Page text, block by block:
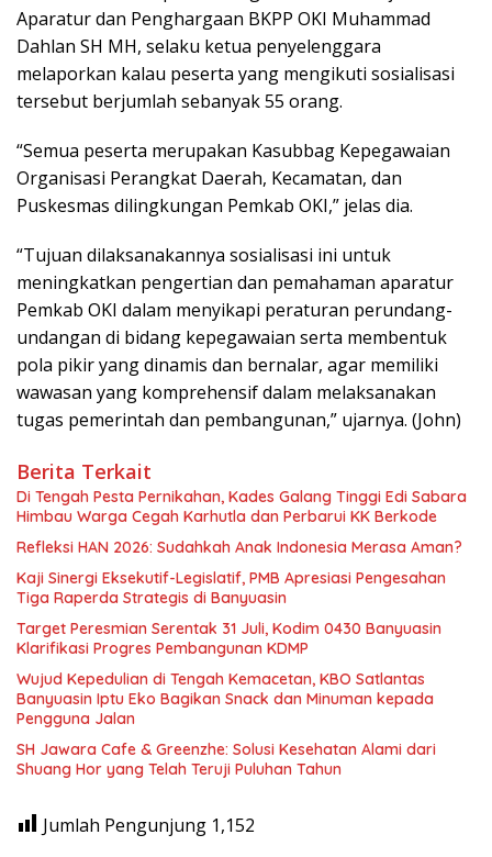
Aparatur dan Penghargaan BKPP OKI Muhammad
Dahlan SH MH, selaku ketua penyelenggara
melaporkan kalau peserta yang mengikuti sosialisasi
tersebut berjumlah sebanyak 55 orang.
“Semua peserta merupakan Kasubbag Kepegawaian
Organisasi Perangkat Daerah, Kecamatan, dan
Puskesmas dilingkungan Pemkab OKI,” jelas dia.
“Tujuan dilaksanakannya sosialisasi ini untuk
meningkatkan pengertian dan pemahaman aparatur
Pemkab OKI dalam menyikapi peraturan perundang-
undangan di bidang kepegawaian serta membentuk
pola pikir yang dinamis dan bernalar, agar memiliki
wawasan yang komprehensif dalam melaksanakan
tugas pemerintah dan pembangunan,” ujarnya. (John)
Berita Terkait
Di Tengah Pesta Pernikahan, Kades Galang Tinggi Edi Sabara
Himbau Warga Cegah Karhutla dan Perbarui KK Berkode
Refleksi HAN 2026: Sudahkah Anak Indonesia Merasa Aman?
Kaji Sinergi Eksekutif-Legislatif, PMB Apresiasi Pengesahan
Tiga Raperda Strategis di Banyuasin
Target Peresmian Serentak 31 Juli, Kodim 0430 Banyuasin
Klarifikasi Progres Pembangunan KDMP
Wujud Kepedulian di Tengah Kemacetan, KBO Satlantas
Banyuasin Iptu Eko Bagikan Snack dan Minuman kepada
Pengguna Jalan
SH Jawara Cafe & Greenzhe: Solusi Kesehatan Alami dari
Shuang Hor yang Telah Teruji Puluhan Tahun
Jumlah Pengunjung 1,152